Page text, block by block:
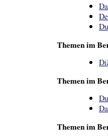
Themen im
Themen im
Themen im